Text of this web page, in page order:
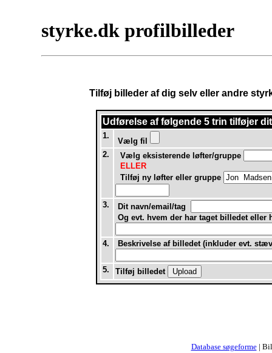
styrke.dk profilbilleder
Tilføj billeder af dig selv eller andre
Udførelse affølgende 5 trin tilføjer
1.
Vælg fil
2.
Vælg eksisterende løfter/gruppe
ELLER
Tilføj ny løfter eller gruppe
3.
Dit navn/email/tag
Og evt. hvem der har taget billedet eller
4. Beskrivelse af billedet (inkluder evt.
5. Tilføj billedet
Database søgeforme|